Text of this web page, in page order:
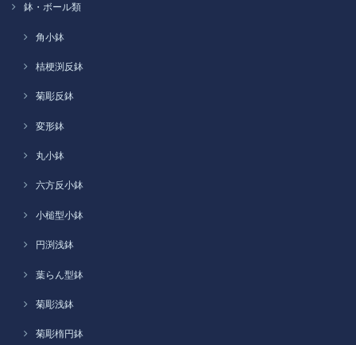
鉢・ボール類
角小鉢
桔梗渕反鉢
菊彫反鉢
変形鉢
丸小鉢
六方反小鉢
小槌型小鉢
円渕浅鉢
葉らん型鉢
菊彫浅鉢
菊彫楕円鉢